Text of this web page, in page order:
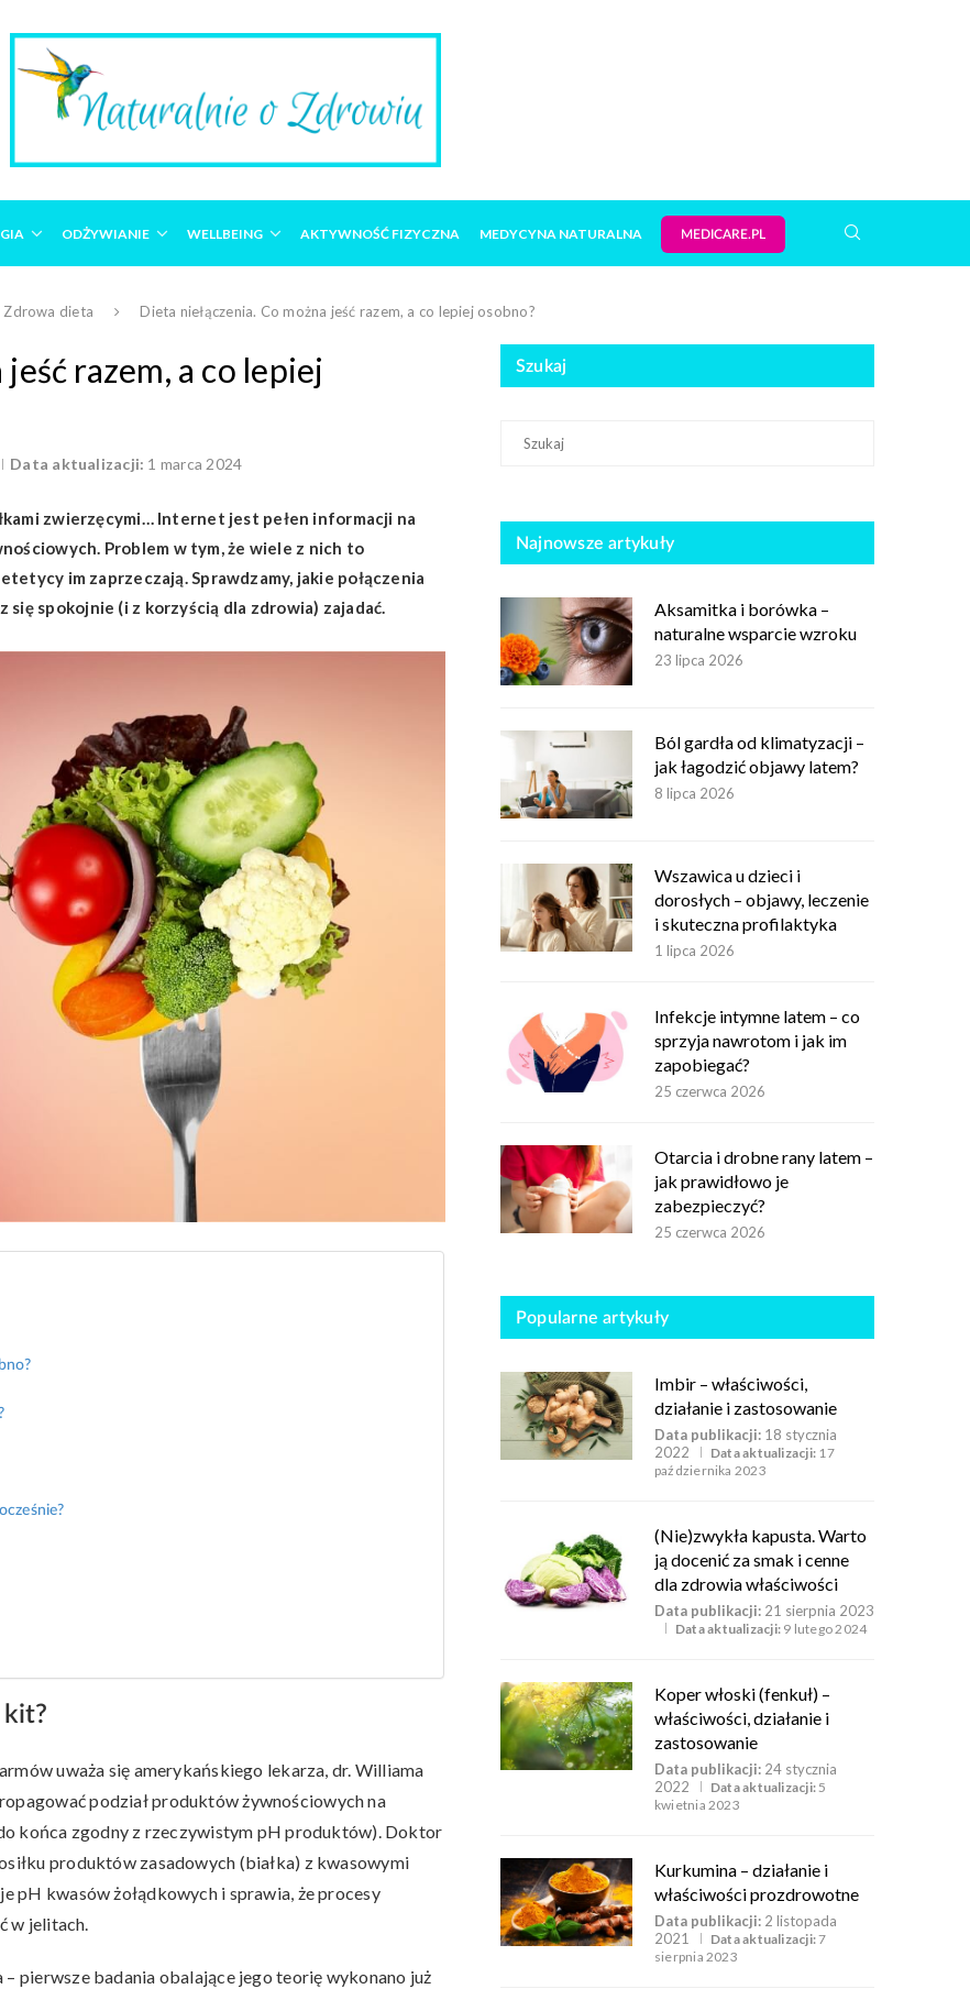
ODŻYWIANIE WELLBEING AKTYWNOŚĆ FIZYCZNA MEDYCYNA NATURALNA MEDICARE.PL
Zdrowa dieta Dieta niełączenia. Co można jeść razem, a co lepiej osobno?
razem, a co lepiej
Data aktualizacji: 1 marca 2024
zwierzęcymi… Internet jest pełen informacji na
Problem w tym, że wiele z nich to
im zaprzeczają. Sprawdzamy, jakie połączenia
spokojnie (i z korzyścią dla zdrowia) zajadać.
kit?
uważa się amerykańskiego lekarza, dr. Williama
podział produktów żywnościowych na
końca zgodny z rzeczywistym pH produktów). Doktor
produktów zasadowych (białka) z kwasowymi
pH kwasów żołądkowych i sprawia, że procesy
w jelitach.
pierwsze badania obalające jego teorię wykonano już
Szukaj
Najnowsze artykuły
Aksamitka i borówka –
naturalne wsparcie wzroku
23 lipca 2026
Ból gardła od klimatyzacji –
jak łagodzić objawy latem?
8 lipca 2026
Wszawica u dzieci i
dorosłych – objawy, leczenie
i skuteczna profilaktyka
1 lipca 2026
Infekcje intymne latem – co
sprzyja nawrotom i jak im
zapobiegać?
25 czerwca 2026
Otarcia i drobne rany latem –
jak prawidłowo je
zabezpieczyć?
25 czerwca 2026
Popularne artykuły
Imbir – właściwości,
działanie i zastosowanie
Data publikacji: 18 stycznia
2022
Data aktualizacji: 17
października 2023
(Nie)zwykła kapusta. Warto
ją docenić za smak i cenne
dla zdrowia właściwości
Data publikacji: 21 sierpnia 2023
Data aktualizacji: 9 lutego 2024
Koper włoski (fenkuł) –
właściwości, działanie i
zastosowanie
Data publikacji: 24 stycznia
2022
Data aktualizacji: 5
kwietnia 2023
Kurkumina – działanie i
właściwości prozdrowotne
Data publikacji: 2 listopada
2021
Data aktualizacji:7
sierpnia 2023